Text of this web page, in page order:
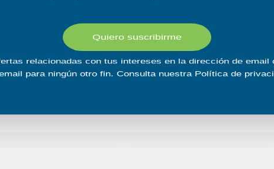
Quiero suscribirme
relacionadas con tus intereses en la dirección de email
para ningún otro fin. Consulta nuestra Política de